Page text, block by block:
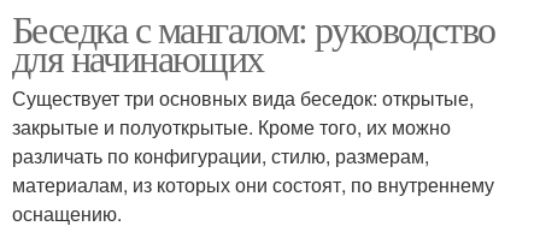
Беседка с мангалом: руководство
для начинающих
Существует три основных вида беседок: открытые,
закрытые и полуоткрытые. Кроме того, их можно
различать по конфигурации, стилю, размерам,
материалам, из которых они состоят, по внутреннему
оснащению.